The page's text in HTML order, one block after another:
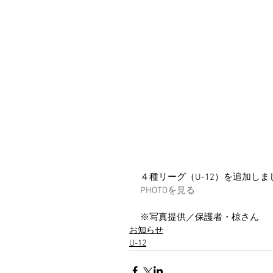
４種リーグ（U-12）を追加しま
PHOTOを見る
※写真提供／保護者・椋さん
お知らせ
U-12